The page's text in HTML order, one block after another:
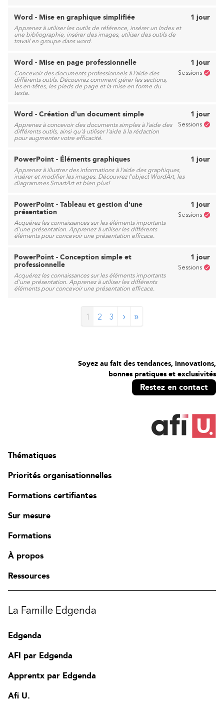
Word - Mise en graphique simplifiée
Apprenez à utiliser les outils de référence, insérer un Index et
une bibliographie, insérer des images, utiliser des outils de
travail en groupe dans word.
1 jour
Word - Mise en page professionnelle
Concevoir des documents professionnels à l’aide des
différents outils. Découvrez comment gérer les sections,
les en-têtes, les pieds de page et la mise en forme du
texte.
1 jour
Sessions
Word - Création d'un document simple
Apprenez à concevoir des documents simples à l’aide des
différents outils, ainsi qu'à utiliser l'aide à la rédaction
pour augmenter votre efficacité.
1 jour
Sessions
PowerPoint - Éléments graphiques
Apprenez à illustrer des informations à l’aide des graphiques,
insérer et modifier les images. Découvrez l'object WordArt, les
diagrammes SmartArt et bien plus!
1 jour
PowerPoint - Tableau et gestion d'une
présentation
Acquérez les connaissances sur les éléments importants
d’une présentation. Apprenez à utiliser les différents
éléments pour concevoir une présentation efficace.
1 jour
Sessions
PowerPoint - Conception simple et
professionnelle
Acquérez les connaissances sur les éléments importants
d’une présentation. Apprenez à utiliser les différents
éléments pour concevoir une présentation efficace.
1 jour
Sessions
1 2 3 › »
Soyez au fait des tendances, innovations,
bonnes pratiques et exclusivités
Restez en contact
Thématiques
Priorités organisationnelles
Formations certifiantes
Sur mesure
Formations
À propos
Ressources
La Famille Edgenda
Edgenda
AFI par Edgenda
Apprentx par Edgenda
Afi U.